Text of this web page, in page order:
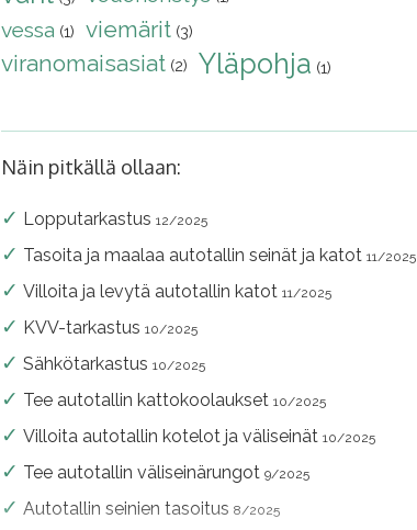
vessa (1) viemärit (3)
viranomaisasiat (2) Yläpohja (1)
Näin pitkällä ollaan:
Lopputarkastus 12/2025
Tasoita ja maalaa autotallin seinät ja katot 11/2025
Villoita ja levytä autotallin katot 11/2025
KVV-tarkastus 10/2025
Sähkötarkastus 10/2025
Tee autotallin kattokoolaukset 10/2025
Villoita autotallin kotelot ja väliseinät 10/2025
Tee autotallin väliseinärungot 9/2025
Autotallin seinien tasoitus 8/2025